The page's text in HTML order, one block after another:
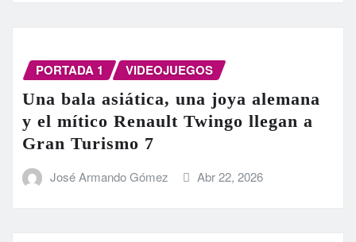
PORTADA 1 VIDEOJUEGOS
Una bala asiática, una joya alemana
y el mítico Renault Twingo llegan a
Gran Turismo 7
José Armando Gómez Abr 22, 2026